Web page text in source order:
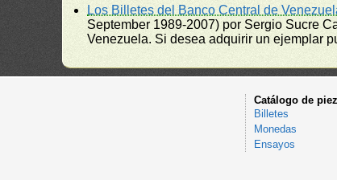
Los Billetes del Banco Central de
September 1989-2007) por Sergio Sucre
Venezuela. Si desea adquirir un ejemplar
Catálogo de
Billetes
Monedas
Ensayos